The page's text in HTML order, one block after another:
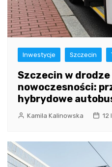
Inwestycje Szczecin
Szczecin w drodze
nowoczesności:
hybrydowe
Kamila Kalinowska 12